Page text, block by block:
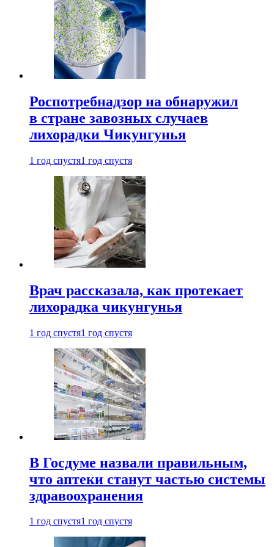
Роспотребнадзор на обнаружил
в стране завозных случаев
лихорадки Чикунгунья
1 год спустя1 год спустя
Врач рассказала, как протекает
лихорадка чикунгунья
1 год спустя1 год спустя
В Госдуме назвали правильным,
что аптеки станут частью системы
здравоохранения
1 год спустя1 год спустя